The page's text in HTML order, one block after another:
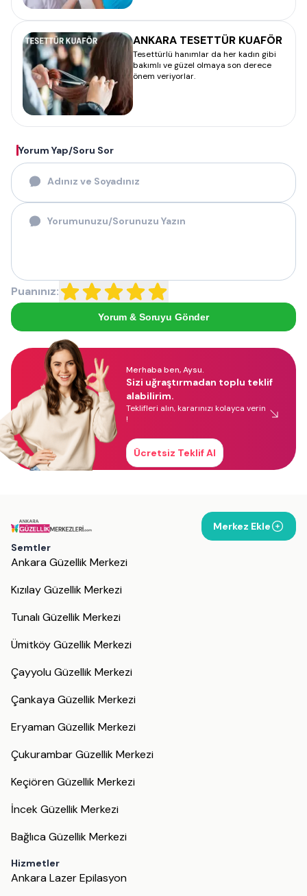
ANKARA TESETTÜR KUAFÖR
Tesettürlü hanımlar da her kadın gibi
bakımlı ve güzel olmaya son derece
önem veriyorlar.
Yorum Yap/Soru Sor
Puanınız:
Yorum & Soruyu Gönder
Merhaba ben, Aysu.
Sizi uğraştırmadan toplu teklif
alabilirim.
Teklifleri alın, kararınızı kolayca verin
!
Ücretsiz Teklif Al
Merkez Ekle
Semtler
Ankara Güzellik Merkezi
Kızılay Güzellik Merkezi
Tunalı Güzellik Merkezi
Ümitköy Güzellik Merkezi
Çayyolu Güzellik Merkezi
Çankaya Güzellik Merkezi
Eryaman Güzellik Merkezi
Çukurambar Güzellik Merkezi
Keçiören Güzellik Merkezi
İncek Güzellik Merkezi
Bağlıca Güzellik Merkezi
Hizmetler
Ankara Lazer Epilasyon